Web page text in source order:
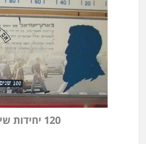
120 יחידות שיחה ב-56 שקל